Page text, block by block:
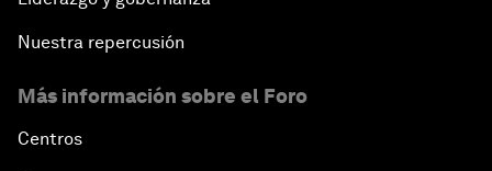
Nuestra repercusión
Más información sobre el Foro
Centros